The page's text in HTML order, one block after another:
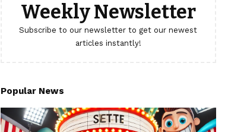
Weekly Newsletter
Subscribe to our newsletter to get our newest
articles instantly!
Popular News